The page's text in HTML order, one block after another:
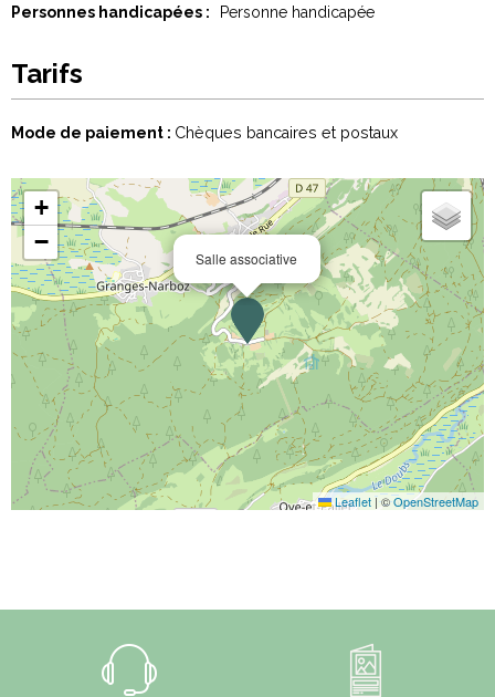
Personnes handicapées : Personne handicapée
Tarifs
Mode de paiement : Chèques bancaires et postaux
Salle associative
+
−
Leaflet|©OpenStreetMap